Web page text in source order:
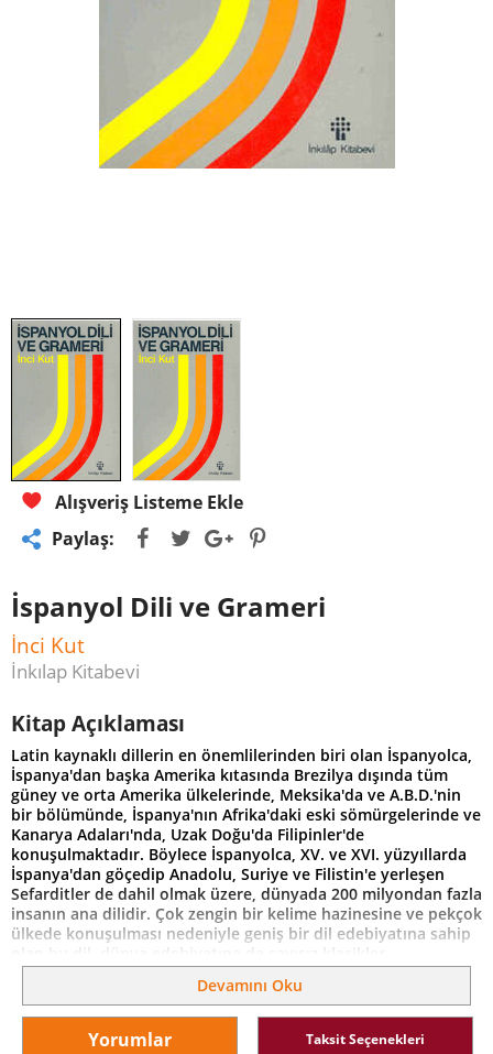
Alışveriş Listeme Ekle
Paylaş:
İspanyol Dili ve Grameri
İnci Kut
İnkılap Kitabevi
Kitap Açıklaması
Latin kaynaklı dillerin en önemlilerinden biri olan İspanyolca,
İspanya'dan başka Amerika kıtasında Brezilya dışında tüm
güney ve orta Amerika ülkelerinde, Meksika'da ve A.B.D.'nin
bir bölümünde, İspanya'nın Afrika'daki eski sömürgelerinde ve
Kanarya Adaları'nda, Uzak Doğu'da Filipinler'de
konuşulmaktadır. Böylece İspanyolca, XV. ve XVI. yüzyıllarda
İspanya'dan göçedip Anadolu, Suriye ve Filistin'e yerleşen
Sefarditler de dahil olmak üzere, dünyada 200 milyondan fazla
insanın ana dilidir. Çok zengin bir kelime hazinesine ve pekçok
ülkede konuşulması nedeniyle geniş bir dil edebiyatına sahip
olan bu dil, dünya edebiyatına da sayısız klasikler
kazandırmıştır.
Devamını Oku
Yorumlar Taksit Seçenekleri